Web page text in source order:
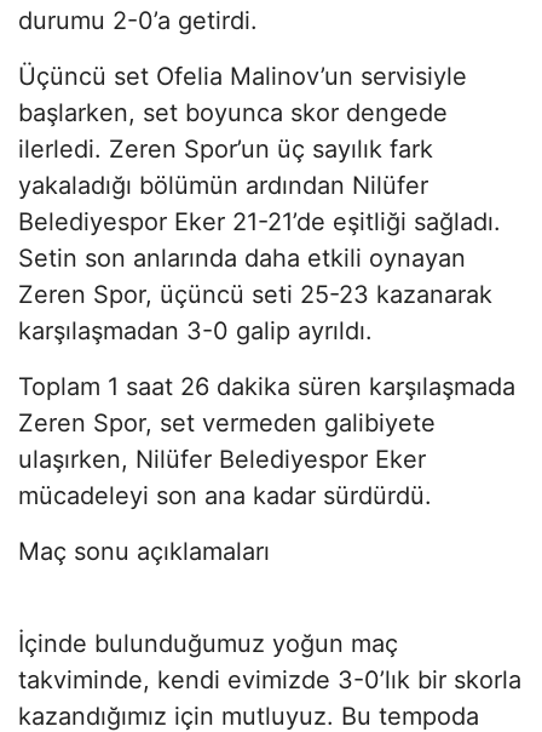
durumu 2-0’a getirdi.
Üçüncü set Ofelia Malinov’un servisiyle
başlarken, set boyunca skor dengede
ilerledi. Zeren Spor’un üç sayılık fark
yakaladığı bölümün ardından Nilüfer
Belediyespor Eker 21-21’de eşitliği sağladı.
Setin son anlarında daha etkili oynayan
Zeren Spor, üçüncü seti 25-23 kazanarak
karşılaşmadan 3-0 galip ayrıldı.
Toplam 1 saat 26 dakika süren karşılaşmada
Zeren Spor, set vermeden galibiyete
ulaşırken, Nilüfer Belediyespor Eker
mücadeleyi son ana kadar sürdürdü.
Maç sonu açıklamaları
İçinde bulunduğumuz yoğun maç
takviminde, kendi evimizde 3-0’lık bir skorla
kazandığımız için mutluyuz. Bu tempoda